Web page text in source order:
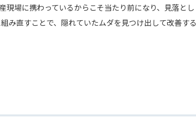
現場に携わっているからこそ当たり前になり、見落とし
み直すことで、隠れていたムダを見つけ出して改善す